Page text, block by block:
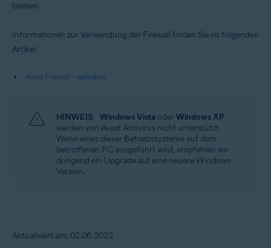
bleiben.
Informationen zur Verwendung der Firewall finden Sie im folgenden
Artikel:
Avast Firewall – začínáme
HINWEIS: Windows Vista oderWindows XP
werden von Avast Antivirus nicht unterstützt.
Wenn eines dieser Betriebssysteme auf dem
betroffenen PC ausgeführt wird, empfehlen wir
dringend ein Upgrade auf eine neuere Windows-
Version.
Aktualisiert am: 02.06.2022